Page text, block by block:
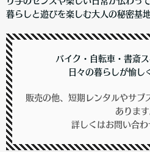
暮らしと遊びを楽しむ大人の秘密基地
バイク・自転車・書斎
日々の暮らしが愉し
販売の他、短期レンタルやサブ
あります
詳しくはお問い合わ